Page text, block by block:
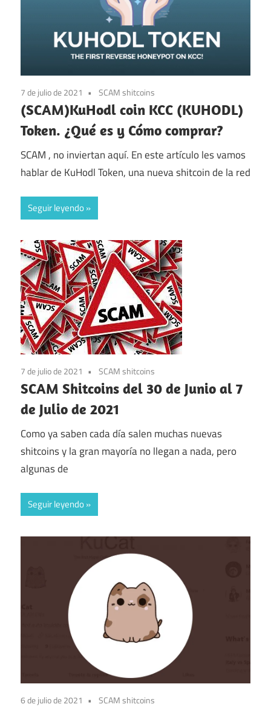
7 de julio de 2021 SCAM shitcoins
(SCAM)KuHodl coin KCC (KUHODL)
Token. ¿Qué es y Cómo comprar?
SCAM , no inviertan aquí. En este artículo les vamos
hablar de KuHodl Token, una nueva shitcoin de la red
Seguir leyendo
7 de julio de 2021 SCAM shitcoins
SCAM Shitcoins del 30 de Junio al 7
de Julio de 2021
Como ya saben cada día salen muchas nuevas
shitcoins y la gran mayoría no llegan a nada, pero
algunas de
Seguir leyendo
6 de julio de 2021 SCAM shitcoins